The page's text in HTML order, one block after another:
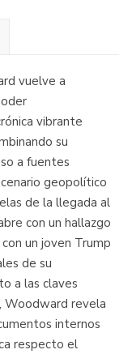
vuelve a
vibrante
su
a fuentes
geopolítico
de la llegada al
con un hallazgo
un joven Trump
de su
a las claves
Woodward revela
internos
respecto el